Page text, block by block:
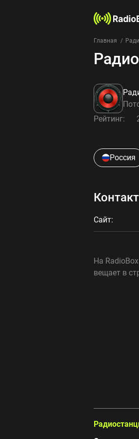
Главная
Рейтинг:
Россия
Сайт:
На
вещает в